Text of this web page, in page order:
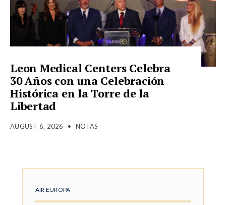
Leon Medical Centers Celebra
30 Años con una Celebración
Histórica en la Torre de la
Libertad
AUGUST 6, 2026 • NOTAS
AIR EUROPA